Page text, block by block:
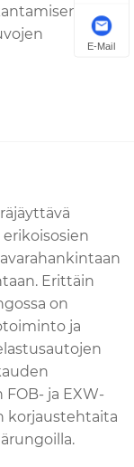
ja sitä
Erittäin
on
ja
ja EXW-
korjaustehtaita
E-Mail